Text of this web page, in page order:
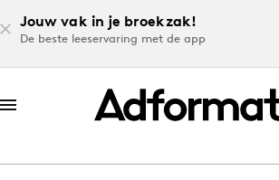
Jouw vak in je broekzak!
De beste leeservaring met de app